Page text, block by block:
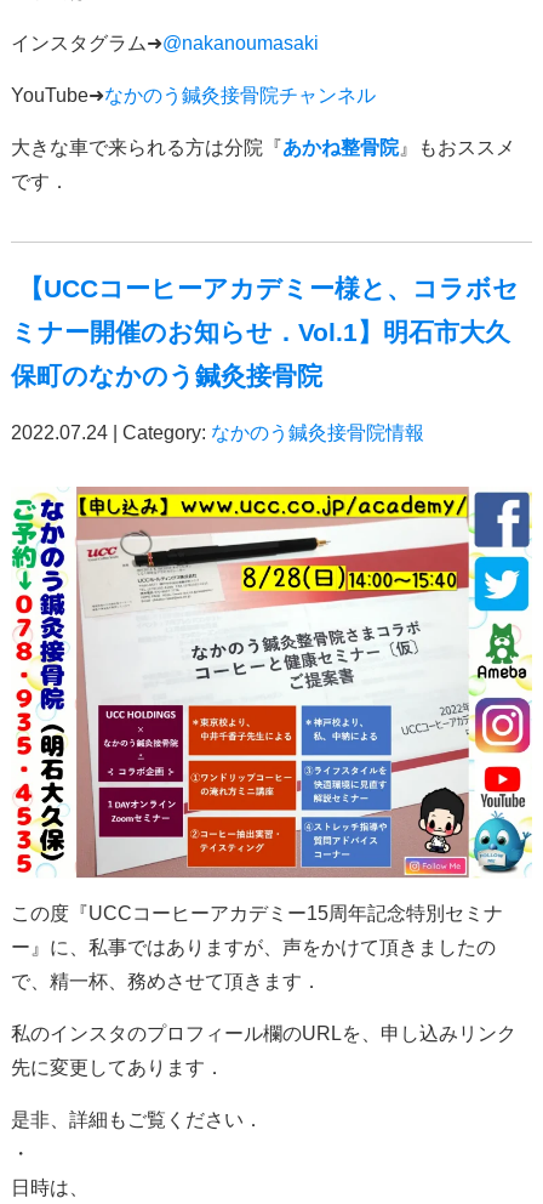
インスタグラム➜@nakanoumasaki
YouTube➜なかのう鍼灸接骨院チャンネル
大きな車で来られる方は分院『あかね整骨院』もおススメ
です．
【UCCコーヒーアカデミー様と、コラボセ
ミナー開催のお知らせ．Vol.1】明石市大久
保町のなかのう鍼灸接骨院
2022.07.24 | Category: なかのう鍼灸接骨院情報
この度『UCCコーヒーアカデミー15周年記念特別セミナ
ー』に、私事ではありますが、声をかけて頂きましたの
で、精一杯、務めさせて頂きます．
私のインスタのプロフィール欄のURLを、申し込みリンク
先に変更してあります．
是非、詳細もご覧ください．
・
日時は、